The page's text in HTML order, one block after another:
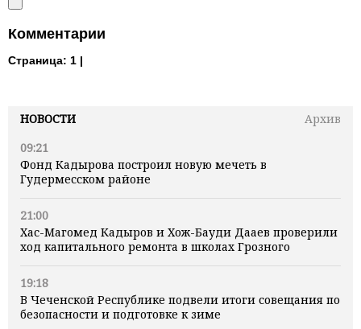
НОВОСТИ
Архив
09:21
Фонд Кадырова построил новую мечеть в
Гудермесском районе
21:00
Хас-Магомед Кадыров и Хож-Бауди Дааев проверили
ход капитального ремонта в школах Грозного
19:18
В Чеченской Республике подвели итоги совещания по
безопасности и подготовке к зиме
Комментарии
Страница: 1 |